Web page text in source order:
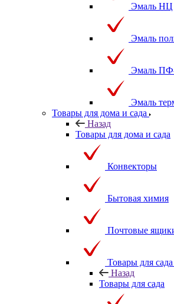
Эмаль НЦ
Эмаль
Эмаль
Эмаль
Товары для дома и сада
Назад
Товары для дома и сада
Конвекторы
Бытовая химия
Почтовые
Товары для сада
Назад
Товары для сада